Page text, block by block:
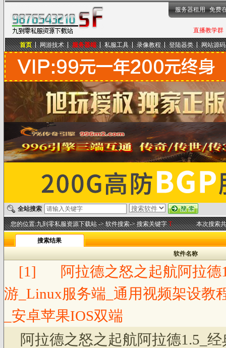
九到零私服资源下载站
直播教学群
服务器租用 免费
首页 网游技术 服务器端 私服工具 录像教程 登陆器类 网站源码
全站搜索
您的位置:九到零私服资源下载站-> 软件搜索-> 搜索关键字T本次搜索共
搜索结果
软件名称
[1]
阿拉德之怒之起航阿拉
游_Linux服务端_通用视频架设教
_安卓苹果IOS双端
阿拉德之怒之起航阿拉德1.5_